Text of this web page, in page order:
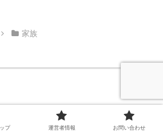
家族
タのはやりもの
プ 運営者情報 お問い合わせ